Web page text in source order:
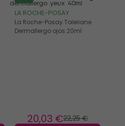
LA ROCHE-POSAY
La Roche-Posay Toleriane
Dermallergo ojos 20ml
22,25 €
20,03 €